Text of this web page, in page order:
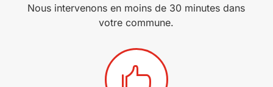
Nous intervenons en moins de 30 minutes dans
votre commune.
